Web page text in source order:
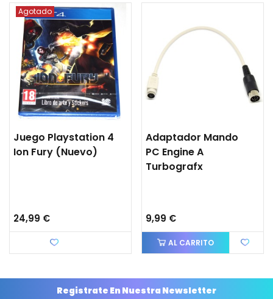
Agotado
Juego Playstation 4
Ion Fury (nuevo)
24,99 €
Adaptador Mando
PC Engine A
Turbografx
9,99 €
AL CARRITO
Registrate En Nuestra Newsletter